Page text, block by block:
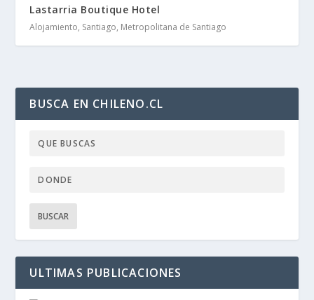
Lastarria Boutique Hotel
Alojamiento, Santiago, Metropolitana de Santiago
BUSCA EN CHILENO.CL
ULTIMAS PUBLICACIONES